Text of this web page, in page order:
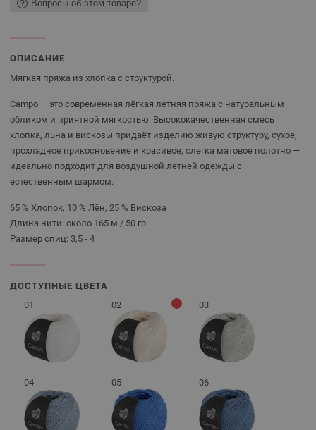
Вопросы об этом товаре?
ОПИСАНИЕ
Мягкая пряжа из хлопка с структурой.
Campo — это современная лёгкая летняя пряжа с натуральным
обликом и приятной мягкостью. Высококачественная смесь
хлопка, льна и вискозы придаёт изделию живую структуру, сухое,
прохладное прикосновение и красивое, слегка матовое полотно —
идеально подходит для воздушной летней одежды с
естественным шармом.
65 % Хлопок, 10 % Лён, 25 % Вискоза
Длина нити: около 165 м / 50 гр
Размер спиц: 3,5 - 4
ДОСТУПНЫЕ ЦВЕТА
01
02 03
04 05 06